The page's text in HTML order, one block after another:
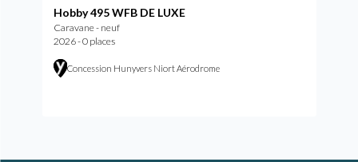
Hobby 495 WFB DE LUXE
Caravane - neuf
2026 - 0 places
Concession Hunyvers Niort Aérodrome